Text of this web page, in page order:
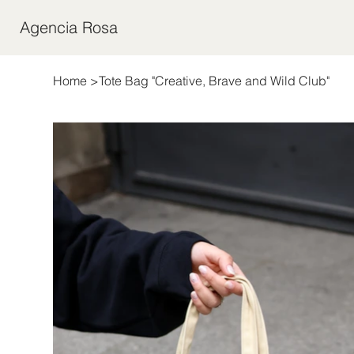
Agencia Rosa
Home >Tote Bag "Creative, Brave and Wild Club"